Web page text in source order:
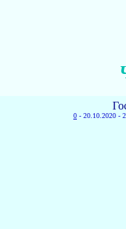
0 - 20.10.2020 -